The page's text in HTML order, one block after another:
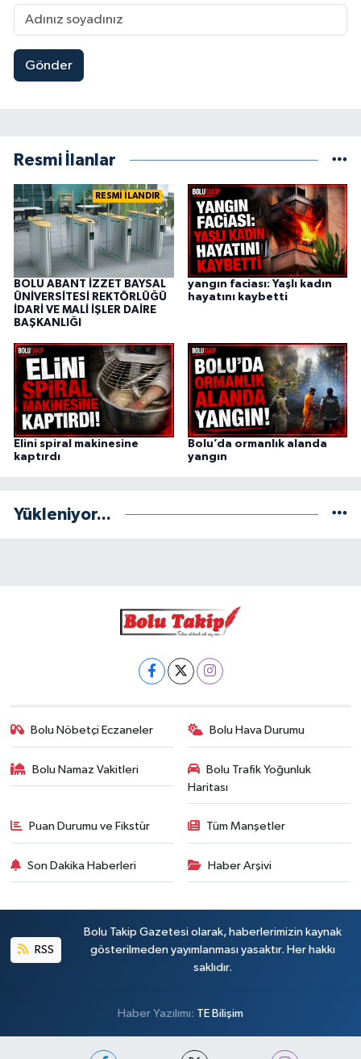
Gönder
Resmi İlanlar
RESMİ İLANDIR
BOLU ABANT İZZET BAYSAL
ÜNİVERSİTESİ REKTÖRLÜĞÜ
İDARİ VE MALİ İŞLER DAİRE
BAŞKANLIĞI
yangın faciası: Yaşlı kadın
hayatını kaybetti
Elini spiral makinesine
kaptırdı
Bolu’da ormanlık alanda
yangın
Yükleniyor...
Bolu Nöbetçi Eczaneler Bolu Hava Durumu
Bolu Namaz Vakitleri
Bolu Trafik Yoğunluk
Haritası
Puan Durumu ve Fikstür Tüm Manşetler
Son Dakika Haberleri Haber Arşivi
RSS
Bolu Takip Gazetesi olarak, haberlerimizin kaynak
gösterilmeden yayımlanması yasaktır. Her hakkı
saklıdır.
Haber Yazılımı: TE Bilişim